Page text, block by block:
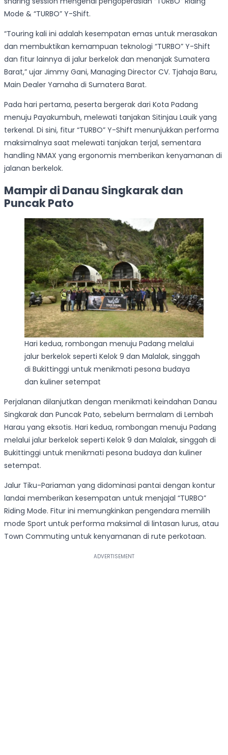
Mode & “TURBO” Y-Shift.
“Touring kali ini adalah kesempatan emas untuk merasakan
dan membuktikan kemampuan teknologi “TURBO” Y-Shift
dan fitur lainnya di jalur berkelok dan menanjak Sumatera
Barat,” ujar Jimmy Gani, Managing Director CV. Tjahaja Baru,
Main Dealer Yamaha di Sumatera Barat.
Pada hari pertama, peserta bergerak dari Kota Padang
menuju Payakumbuh, melewati tanjakan Sitinjau Lauik yang
terkenal. Di sini, fitur “TURBO” Y-Shift menunjukkan performa
maksimalnya saat melewati tanjakan terjal, sementara
handling NMAX yang ergonomis memberikan kenyamanan di
jalanan berkelok.
Mampir di Danau Singkarak dan
Puncak Pato
Hari kedua, rombongan menuju Padang melalui
jalur berkelok seperti Kelok 9 dan Malalak, singgah
di Bukittinggi untuk menikmati pesona budaya
dan kuliner setempat
Perjalanan dilanjutkan dengan menikmati keindahan Danau
Singkarak dan Puncak Pato, sebelum bermalam di Lembah
Harau yang eksotis. Hari kedua, rombongan menuju Padang
melalui jalur berkelok seperti Kelok 9 dan Malalak, singgah di
Bukittinggi untuk menikmati pesona budaya dan kuliner
setempat.
Jalur Tiku-Pariaman yang didominasi pantai dengan kontur
landai memberikan kesempatan untuk menjajal “TURBO”
Riding Mode. Fitur ini memungkinkan pengendara memilih
mode Sport untuk performa maksimal di lintasan lurus, atau
Town Commuting untuk kenyamanan di rute perkotaan.